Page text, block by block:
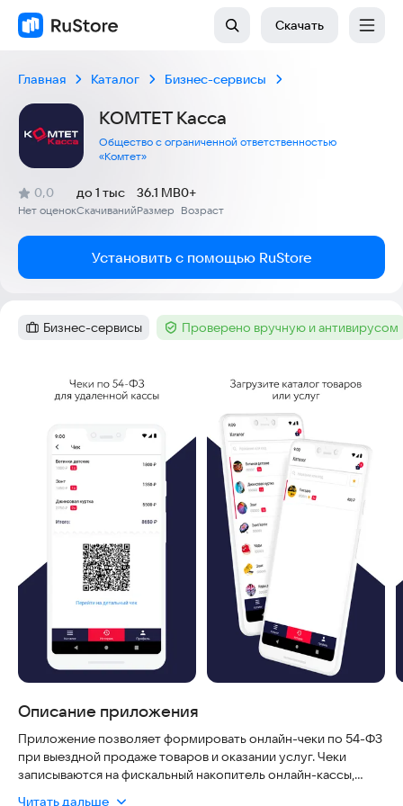
Скачать
Главная Каталог Бизнес-сервисы
КОМТЕТ Касса
Общество с ограниченной ответственностью
«Комтет»
Рейтинг:
0,0
(
Нет оценок
)
Скачиваний
до 1 тыс
Размер
36.1 MB
Возраст
0+
Установить с помощью RuStore
Категория :
Бизнес-сервисы Тег :Проверено вручную и антивирусом
Скриншоты
Описание приложения
Приложение позволяет формировать онлайн-чеки по 54-ФЗ
при выездной продаже товаров и оказании услуг. Чеки
записываются на фискальный накопитель онлайн-кассы,
Читать дальше